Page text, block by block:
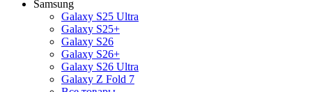
Samsung
Galaxy S25 Ultra
Galaxy S25+
Galaxy S26
Galaxy S26+
Galaxy S26 Ultra
Galaxy Z Fold 7